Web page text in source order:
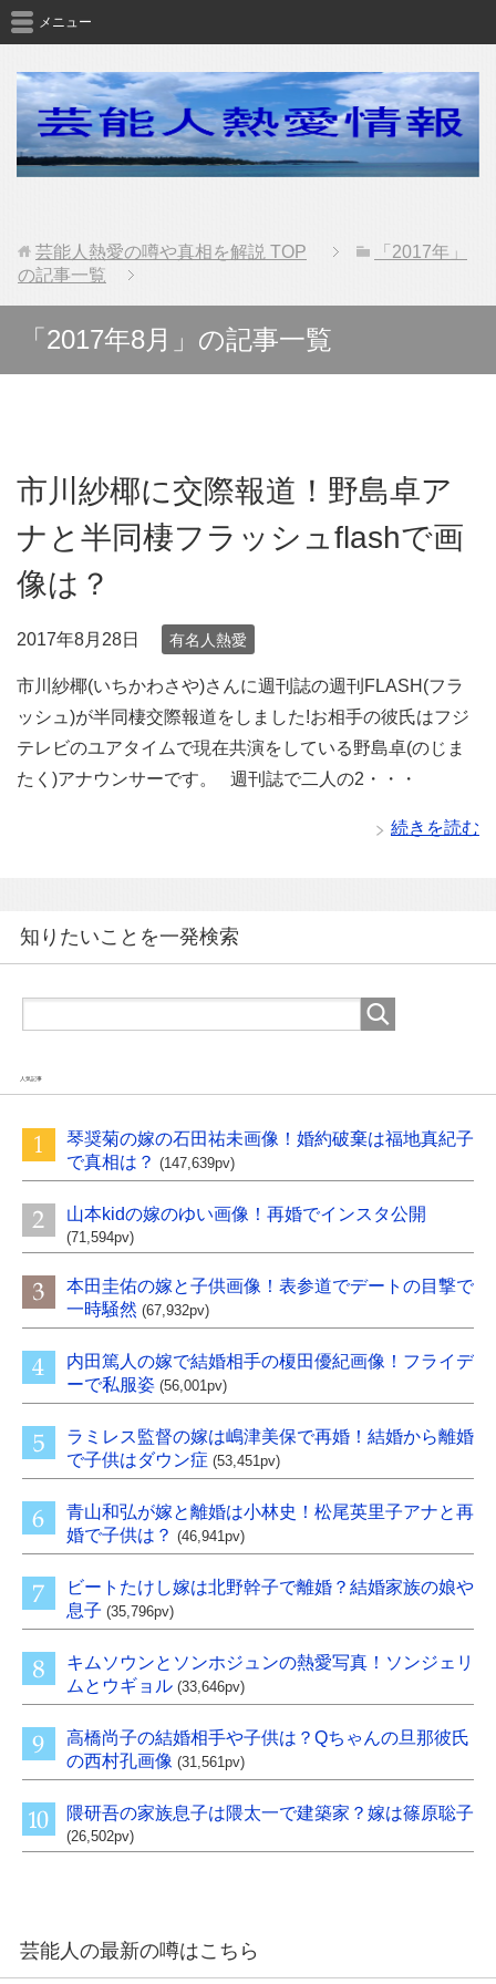
メニュー
芸能人熱愛の噂や真相を解説 TOP
「2017年」
の記事一覧
「2017年8月」の記事一覧
市川紗椰に交際報道！野島卓ア
ナと半同棲フラッシュflashで画
像は？
2017年8月28日 有名人熱愛
市川紗椰(いちかわさや)さんに週刊誌の週刊FLASH(フラ
ッシュ)が半同棲交際報道をしました!お相手の彼氏はフジ
テレビのユアタイムで現在共演をしている野島卓(のじま
たく)アナウンサーです。 週刊誌で二人の2・・・
続きを読む
知りたいことを一発検索
人気記事
琴奨菊の嫁の石田祐未画像！婚約破棄は福地真紀子
で真相は？ (147,639pv)
山本kidの嫁のゆい画像！再婚でインスタ公開
(71,594pv)
本田圭佑の嫁と子供画像！表参道でデートの目撃で
一時騒然 (67,932pv)
内田篤人の嫁で結婚相手の榎田優紀画像！フライデ
ーで私服姿 (56,001pv)
ラミレス監督の嫁は嶋津美保で再婚！結婚から離婚
で子供はダウン症 (53,451pv)
青山和弘が嫁と離婚は小林史！松尾英里子アナと再
婚で子供は？ (46,941pv)
ビートたけし嫁は北野幹子で離婚？結婚家族の娘や
息子 (35,796pv)
キムソウンとソンホジュンの熱愛写真！ソンジェリ
ムとウギョル (33,646pv)
高橋尚子の結婚相手や子供は？Qちゃんの旦那彼氏
の西村孔画像 (31,561pv)
隈研吾の家族息子は隈太一で建築家？嫁は篠原聡子
(26,502pv)
芸能人の最新の噂はこちら